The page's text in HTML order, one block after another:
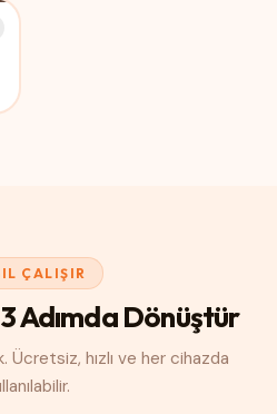
ÇALIŞIR
Adımda Dönüştür
Ücretsiz, hızlı ve her cihazda